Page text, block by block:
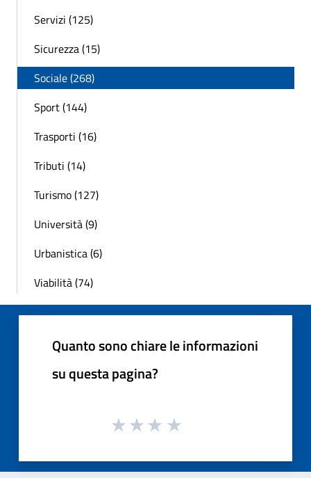
Servizi (125)
Sicurezza (15)
Sociale (268)
Sport (144)
Trasporti (16)
Tributi (14)
Turismo (127)
Università (9)
Urbanistica (6)
Viabilità (74)
Quanto sono chiare le informazioni
su questa pagina?